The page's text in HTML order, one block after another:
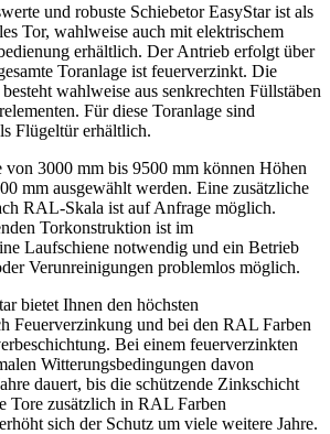
und robuste Schiebetor EasyStar ist als
Tor, wahlweise auch mit elektrischem
erhältlich. Der Antrieb erfolgt über
Toranlage ist feuerverzinkt. Die
wahlweise aus senkrechten Füllstäben
Für diese Toranlage sind
Flügeltür erhältlich.
3000 mm bis 9500 mm können Höhen
mm ausgewählt werden. Eine zusätzliche
RAL-Skala ist auf Anfrage möglich.
Torkonstruktion ist im
Laufschiene notwendig und ein Betrieb
Verunreinigungen problemlos möglich.
bietet Ihnen den höchsten
Feuerverzinkung und bei den RAL Farben
Bei einem feuerverzinkten
Witterungsbedingungen davon
dauert, bis die schützende Zinkschicht
Tore zusätzlich in RAL Farben
sich der Schutz um viele weitere Jahre.